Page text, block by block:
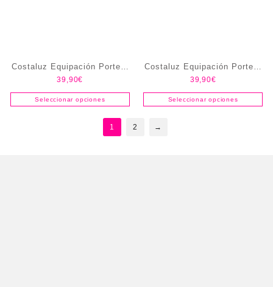
Costaluz Equipación Portero
Negra
39,90€
Seleccionar opciones
Costaluz Equipación Portero
Rosa
39,90€
Seleccionar opciones
1 2 →